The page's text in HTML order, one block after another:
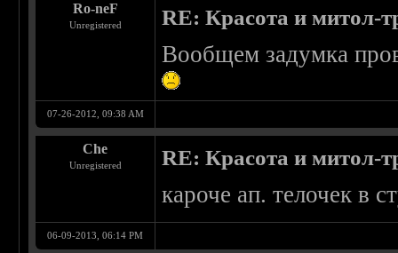
Ro-neF
Unregistered RE: Красота и митол-
Вообщем задумка
07-26-2012, 09:38 AM
Che
Unregistered RE: Красота и митол-
кароче ап. телочек в
06-09-2013, 06:14 PM